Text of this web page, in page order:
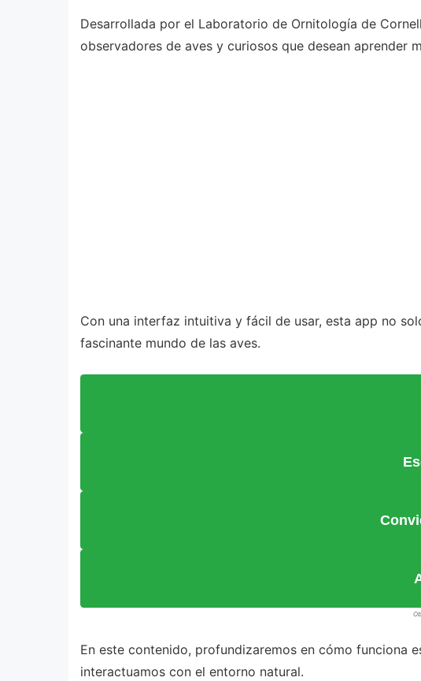
Desarrollada por el Laboratorio de Ornitología de
observadores de aves y curiosos que desean aprender
Con una interfaz intuitiva y fácil de usar, esta app no
fascinante mundo de las aves.
En este contenido, profundizaremos en cómo funciona
interactuamos con el entorno natural.